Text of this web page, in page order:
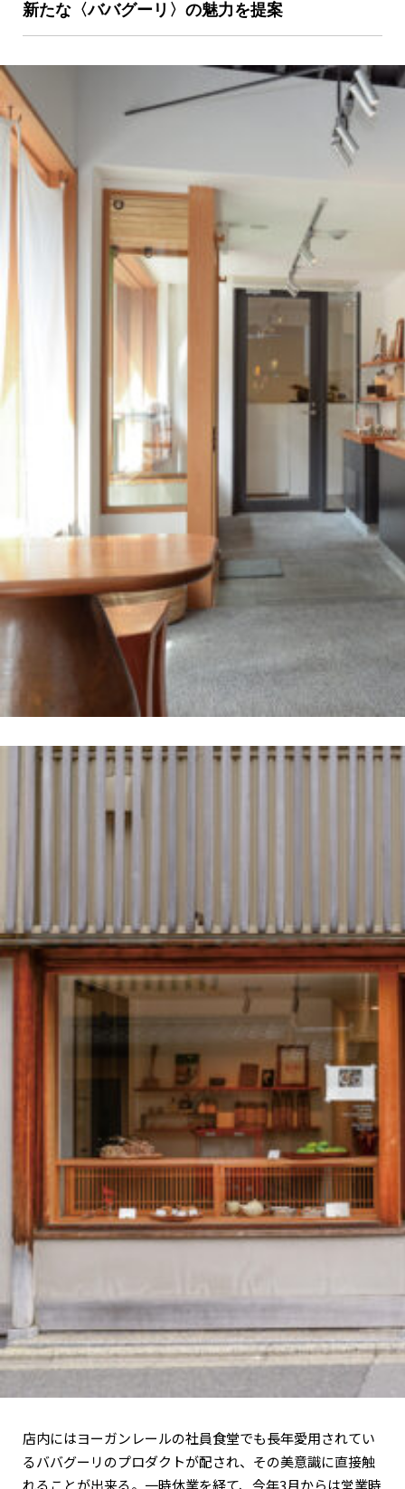
新たな〈ババグーリ〉の魅力を提案
店内にはヨーガンレールの社員食堂でも長年愛用されてい
るババグーリのプロダクトが配され、その美意識に直接触